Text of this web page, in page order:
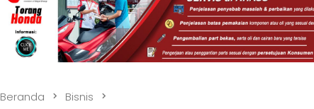
Beranda Bisnis